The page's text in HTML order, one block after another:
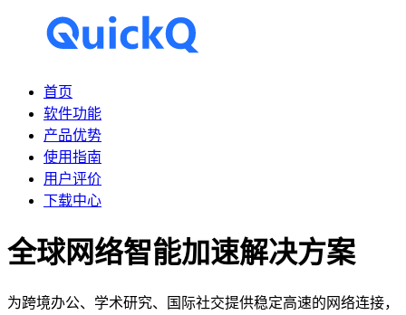
首页
软件功能
产品优势
使用指南
用户评价
下载中心
全球网络智能加速解决方案
为跨境办公、学术研究、国际社交提供稳定高速的网络连接，